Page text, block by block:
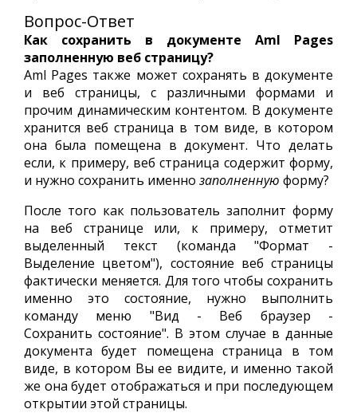
Вопрос-Ответ
Как сохранить в документе Aml Pages
заполненную веб страницу?
Aml Pages также может сохранять в документе
и веб страницы, с различными формами и
прочим динамическим контентом. В документе
хранится веб страница в том виде, в котором
она была помещена в документ. Что делать
если, к примеру, веб страница содержит форму,
и нужно сохранить именно заполненную форму?
После того как пользователь заполнит форму
на веб странице или, к примеру, отметит
выделенный текст (команда "Формат -
Выделение цветом"), состояние веб страницы
фактически меняется. Для того чтобы сохранить
именно это состояние, нужно выполнить
команду меню "Вид - Веб браузер -
Сохранить состояние". В этом случае в данные
документа будет помещена страница в том
виде, в котором Вы ее видите, и именно такой
же она будет отображаться и при последующем
открытии этой страницы.